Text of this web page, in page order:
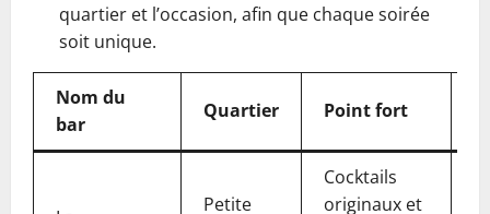
quartier et l’occasion, afin que chaque soirée
soit unique.
Nom du
bar
Quartier Point fort
Petite
Cocktails
originaux et